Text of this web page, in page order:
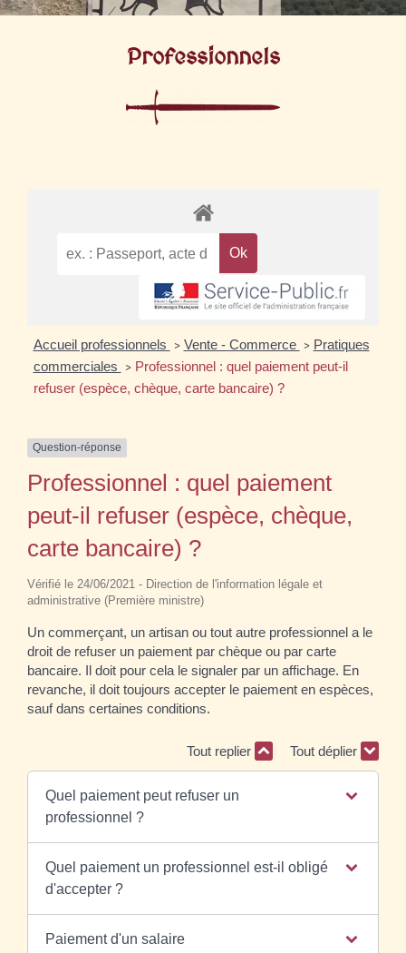
Professionnels
Accueil professionnels > Vente - Commerce > Pratiques
commerciales
> Professionnel : quel paiement peut-il
refuser (espèce, chèque, carte bancaire) ?
Question-réponse
Professionnel : quel paiement
peut-il refuser (espèce, chèque,
carte bancaire) ?
Vérifié le 24/06/2021 - Direction de l'information légale et
administrative (Première ministre)
Un commerçant, un artisan ou tout autre professionnel a le
droit de refuser un paiement par chèque ou par carte
bancaire. Il doit pour cela le signaler par un affichage. En
revanche, il doit toujours accepter le paiement en espèces,
sauf dans certaines conditions.
Tout replier Tout déplier
Quel paiement peut refuser un
professionnel ?
Quel paiement un professionnel est-il obligé
d'accepter ?
Paiement d'un salaire